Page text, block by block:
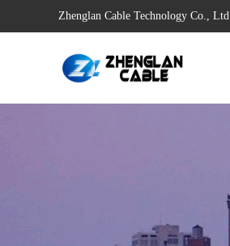
Zhenglan Cable Technology Co., Ltd